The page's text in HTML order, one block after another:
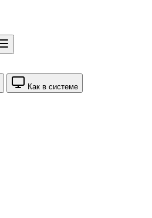
Как в системе